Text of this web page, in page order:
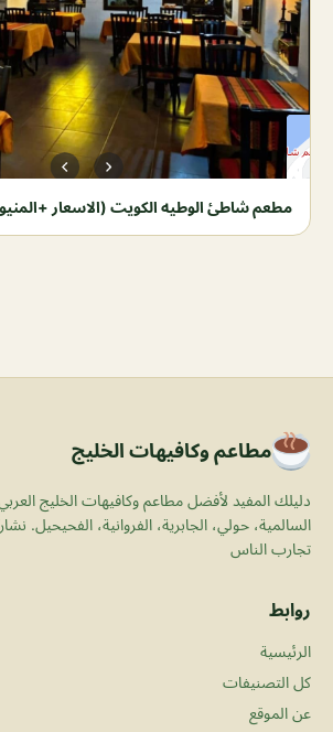
مطعم شاطئ الوطيه الكويت (الاسعار
مطاعم وكافيهات الخليج
دليلك المفيد لأفضل مطاعم وكافيهات الخليج
السالمية، حولي، الجابرية، الفروانية، الفحيحيل.
تجارب الناس
روابط
الرئيسية
كل التصنيفات
عن الموقع